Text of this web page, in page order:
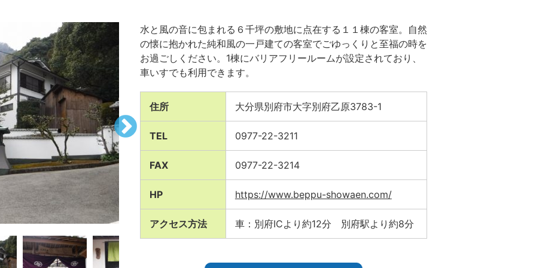
水と風の音に包まれる６千坪の敷地に点在する１１棟の客室。自然
の懐に抱かれた純和風の一戸建ての客室でごゆっくりと至福の時を
お過ごしください。1棟にバリアフリールームが設定されており、
車いすでも利用できます。
住所 大分県別府市大字別府乙原3783-1
TEL 0977-22-3211
FAX 0977-22-3214
HP https://www.beppu-showaen.com/
アクセス方法 車：別府ICより約12分 別府駅より約8分